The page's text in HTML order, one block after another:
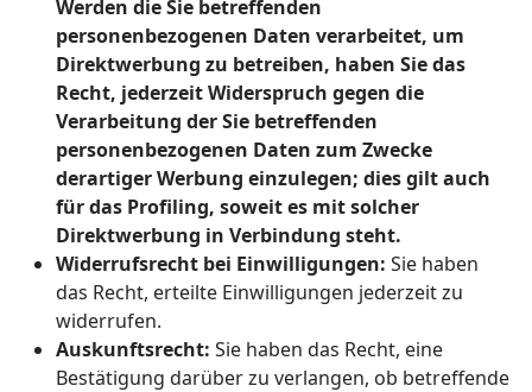
Werden die Sie betreffenden
personenbezogenen Daten verarbeitet, um
Direktwerbung zu betreiben, haben Sie das
Recht, jederzeit Widerspruch gegen die
Verarbeitung der Sie betreffenden
personenbezogenen Daten zum Zwecke
derartiger Werbung einzulegen; dies gilt auch
für das Profiling, soweit es mit solcher
Direktwerbung in Verbindung steht.
Widerrufsrecht bei Einwilligungen: Sie haben
das Recht, erteilte Einwilligungen jederzeit zu
widerrufen.
Auskunftsrecht: Sie haben das Recht, eine
Bestätigung darüber zu verlangen, ob betreffende